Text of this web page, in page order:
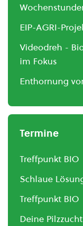
EIP-AGRI-
Videodreh -
im Fokus
Enthornung
Termine
Treffpunkt BIO
Schlaue
Treffpunkt BIO
Deine